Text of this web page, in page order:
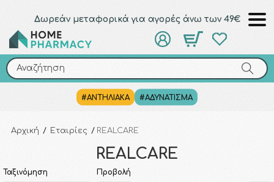
Δωρεάν μεταφορικά για αγορές άνω των 49€
Αναζήτηση
#ΑΝΤΗΛΙΑΚΑ #ΑΔΥΝΑΤΙΣΜΑ
Αναζήτηση
Αρχική / Εταιρίες / REALCARE
REALCARE
Ταξινόμηση Προβολή